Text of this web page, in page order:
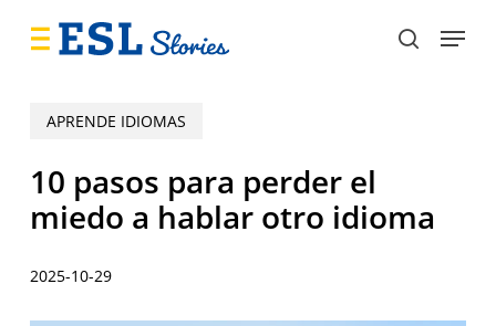
search
Menu
APRENDE IDIOMAS
10 pasos para perder el
miedo a hablar otro idioma
2025-10-29